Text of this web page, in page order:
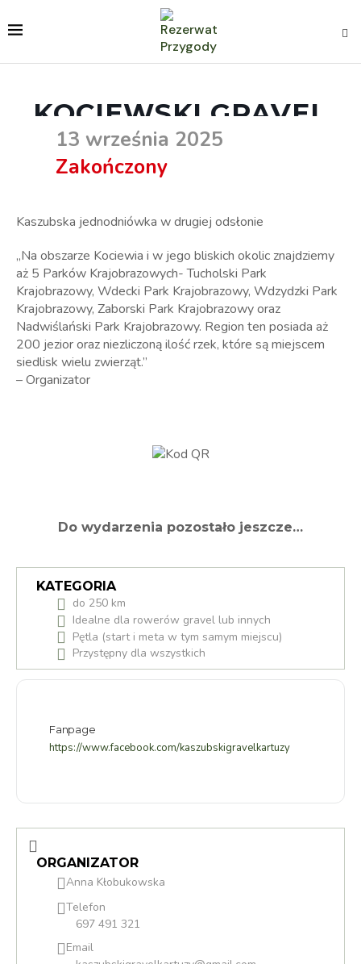
KOCIEWSKI GRAVEL
13 września 2025
Zakończony
Kaszubska jednodniówka w drugiej odsłonie
„Na obszarze Kociewia i w jego bliskich okolic znajdziemy
aż 5 Parków Krajobrazowych- Tucholski Park
Krajobrazowy, Wdecki Park Krajobrazowy, Wdzydzki Park
Krajobrazowy, Zaborski Park Krajobrazowy oraz
Nadwiślański Park Krajobrazowy. Region ten posiada aż
200 jezior oraz niezliczoną ilość rzek, które są miejscem
siedlisk wielu zwierząt.”
– Organizator
Do wydarzenia pozostało jeszcze…
KATEGORIA
do 250 km
Idealne dla rowerów gravel lub innych
Pętla (start i meta w tym samym miejscu)
Przystępny dla wszystkich
Fanpage
https://www.facebook.com/kaszubskigravelkartuzy
ORGANIZATOR
Anna Kłobukowska
Telefon
697 491 321
Email